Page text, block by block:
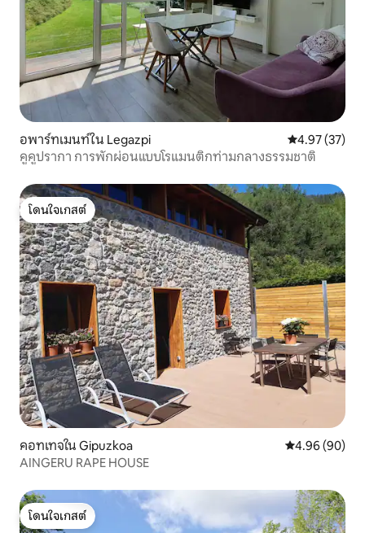
เพื่อไม่ให้รบกวนการอยู่ร่วมกันกับเพื่อน
บ้านซึ่งไม่ได้หมายความว่าลูกค้าจะไม่
สามารถเพลิดเพลินกับการเข้าพักนี้ได้
อพาร์ทเมนท์ใน Legazpi คะแนนเฉลี่ย
4.97 (37)
คูคูปรากา การพักผ่อนแบบโรแมนติกท่ามกลางธรรมชาติ
โดนใจเกสต์
โดนใจเกสต์
คอทเทจใน Gipuzkoa คะแนนเฉลี่ย
4.96 (90)
AINGERU RAPE HOUSE
โดนใจเกสต์
โดนใจเกสต์